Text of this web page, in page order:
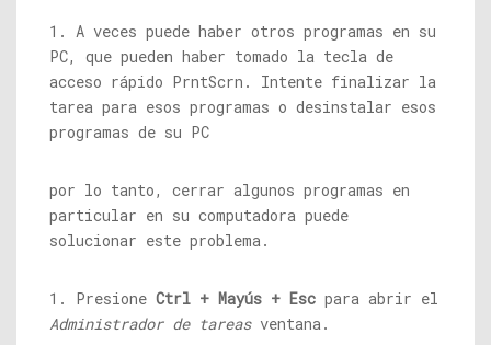
1. A veces puede haber otros programas en su
PC, que pueden haber tomado la tecla de
acceso rápido PrntScrn. Intente finalizar la
tarea para esos programas o desinstalar esos
programas de su PC
por lo tanto, cerrar algunos programas en
particular en su computadora puede
solucionar este problema.
1. Presione Ctrl + Mayús + Esc para abrir el
Administrador de tareasventana.